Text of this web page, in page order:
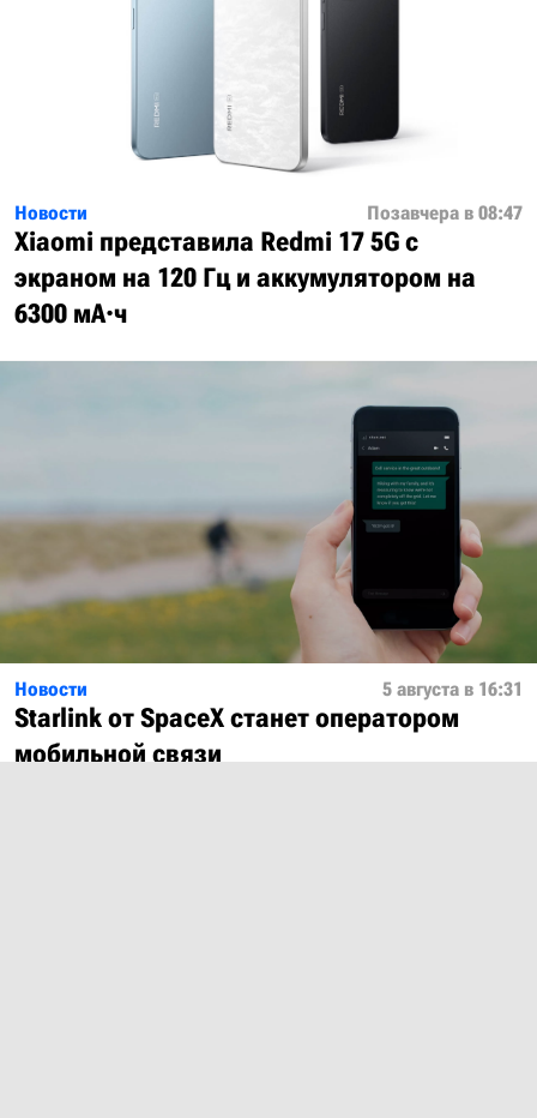
Новости Позавчера в 08:47
Xiaomi представила Redmi 17 5G с
экраном на 120 Гц и аккумулятором на
6300 мА·ч
Новости 5 августа в 16:31
Starlink от SpaceX станет оператором
мобильной связи